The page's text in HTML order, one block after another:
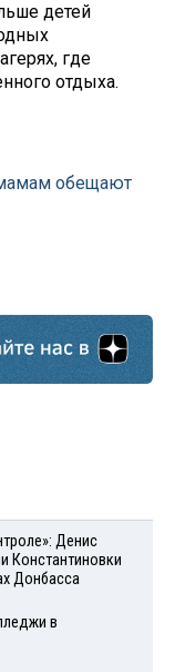
детей
где
отдыха.
обещают
Денис
Константиновки
Донбасса
в